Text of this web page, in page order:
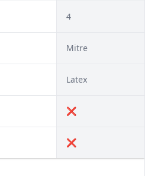
4
Mitre
Latex
❌
❌